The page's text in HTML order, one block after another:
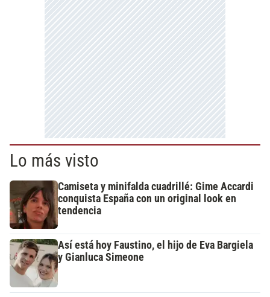
Lo más visto
Camiseta y minifalda cuadrillé: Gime Accardi
conquista España con un original look en
tendencia
Así está hoy Faustino, el hijo de Eva Bargiela
y Gianluca Simeone